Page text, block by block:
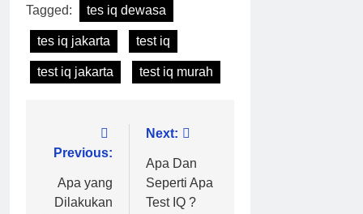
Tagged: tes iq dewasa
tes iq jakarta test iq
test iq jakarta test iq murah
Previous:
Apa yang
Dilakukan
Next:
Apa Dan
Seperti Apa
Test IQ ?